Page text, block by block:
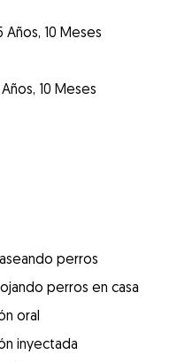
Años, 10 Meses
10 Meses
perros
perros en casa
oral
inyectada